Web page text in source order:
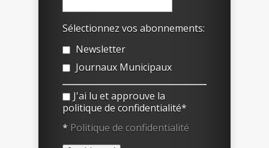
Sélectionnez vos abonnements:
Newsletter
Journaux Municipaux
J'ai lu et approuve la
politique de confidentialité*
* Politique de confidentialité